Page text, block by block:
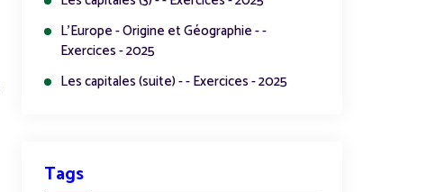
L'Europe - Origine et Géographie - -
Exercices - 2025
Les capitales (suite) - - Exercices - 2025
Tags